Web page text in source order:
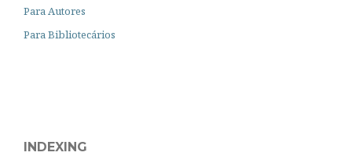
Para Autores
Para Bibliotecários
INDEXING